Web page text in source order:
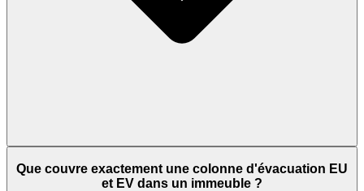
Que couvre exactement une colonne d'évacuation EU
et EV dans un immeuble ?